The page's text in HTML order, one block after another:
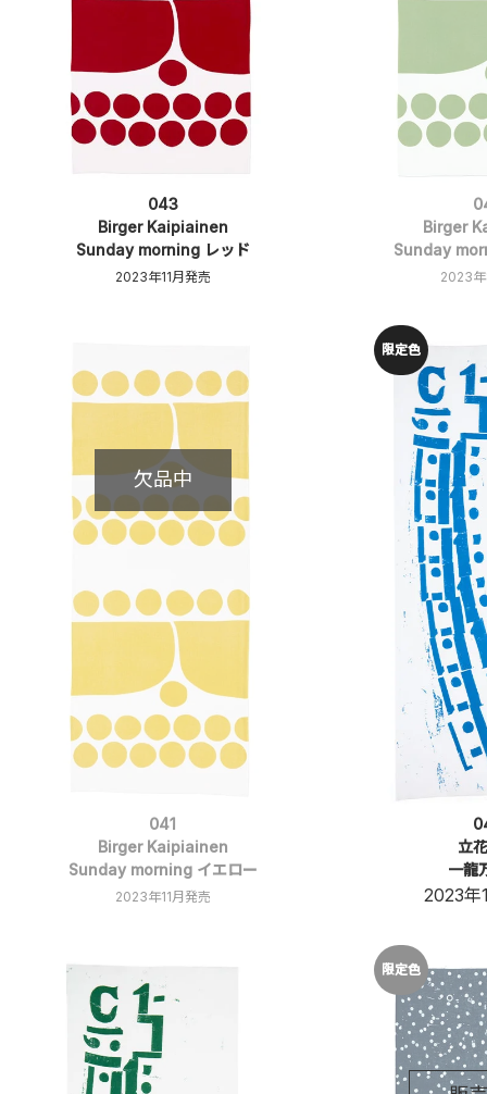
043
Birger Kaipiainen
Sunday morning レッド
2023年11月発売
Birger
Sunday
2023年
041
Birger Kaipiainen
Sunday morning イエロー
2023年11月発売
立
一龍
2023年